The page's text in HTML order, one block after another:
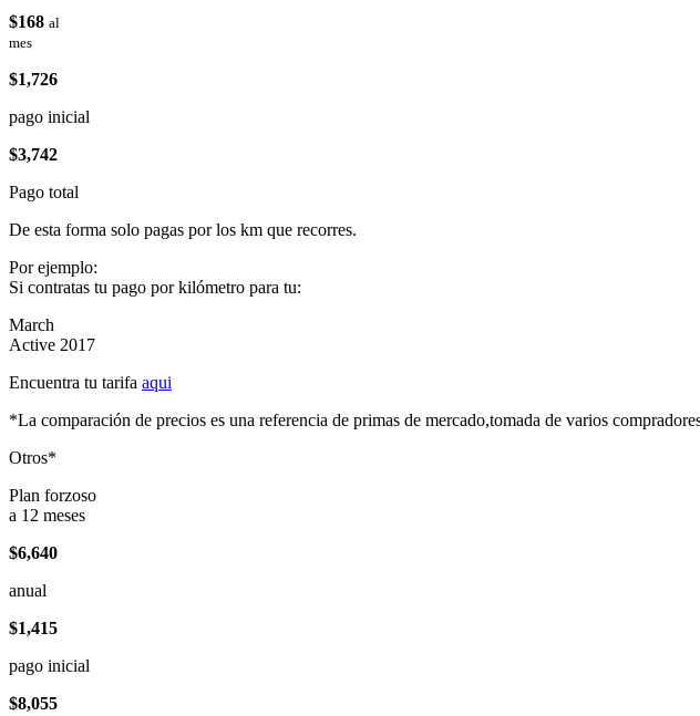
$168 al
mes
$1,726
pago inicial
$3,742
Pago total
De esta forma solo pagas por los km que recorres.
Por ejemplo:
Si contratas tu pago por kilómetro para tu:
March
Active 2017
Encuentra tu tarifa aqui
*La comparación de precios es una referencia de primas de mercado,tomada de varios
Otros*
Plan forzoso
a 12 meses
$6,640
anual
$1,415
pago inicial
$8,055